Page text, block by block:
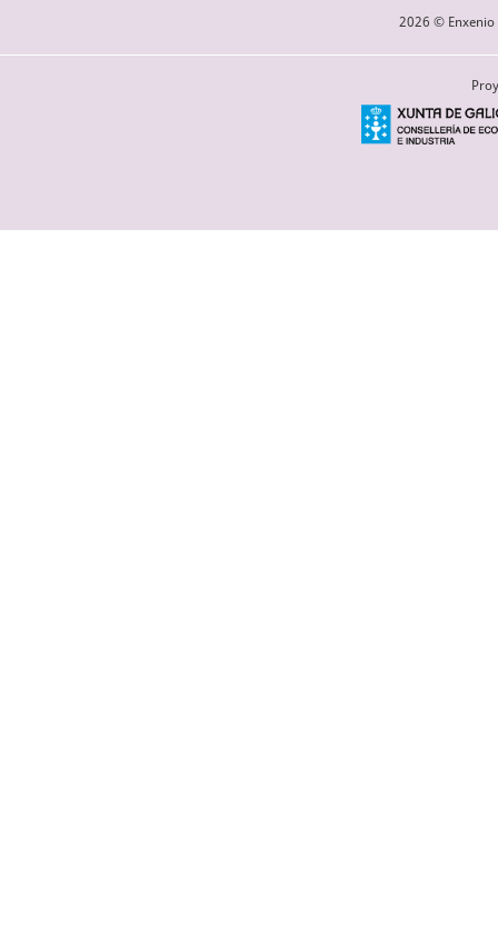
2026 © Enxenio